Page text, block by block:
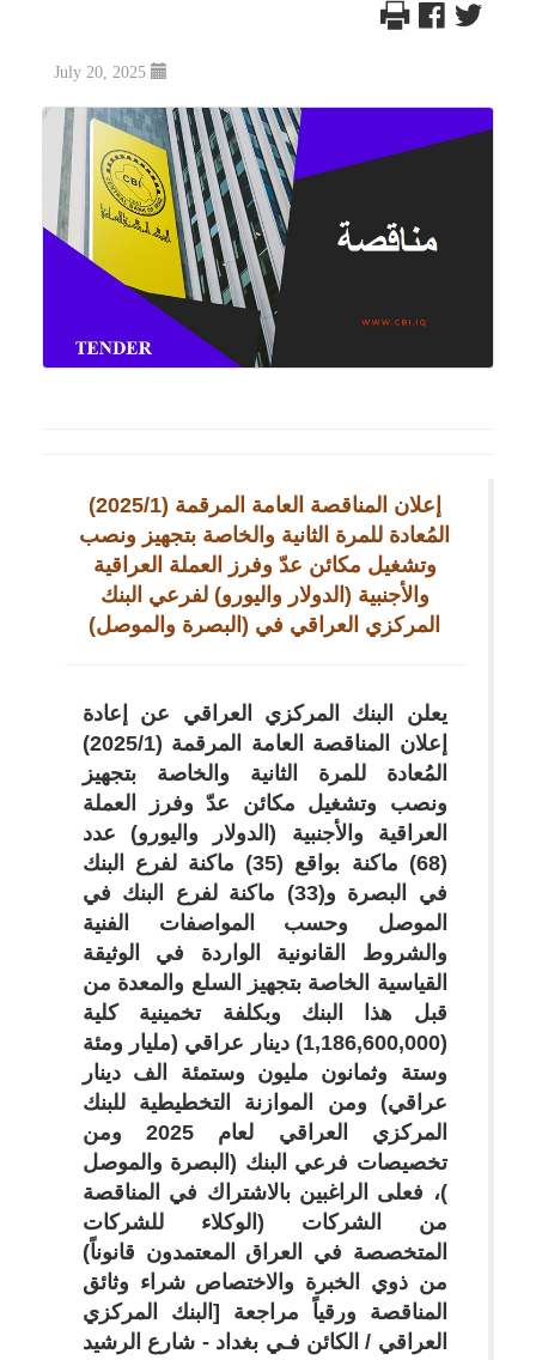
إعلان المناقصة العامة المرقمة (2025/1)
المُعادة للمرة الثانية والخاصة بتجهيز ونصب
وتشغيل مكائن عدّ وفرز العملة العراقية
والأجنبية (الدولار واليورو) لفرعي البنك
المركزي العراقي في (البصرة والموصل)
يعلن البنك المركزي العراقي عن إعادة
إعلان المناقصة العامة المرقمة (2025/1)
المُعادة للمرة الثانية والخاصة بتجهيز
ونصب وتشغيل مكائن عدّ وفرز العملة
العراقية والأجنبية (الدولار واليورو) عدد
(68) ماكنة بواقع (35) ماكنة لفرع البنك
في البصرة و(33) ماكنة لفرع البنك في
الموصل وحسب المواصفات الفنية
والشروط القانونية الواردة في الوثيقة
القياسية الخاصة بتجهيز السلع والمعدة من
قبل هذا البنك وبكلفة تخمينية كلية
(1,186,600,000) دينار عراقي (مليار ومئة
وستة وثمانون مليون وستمئة الف دينار
عراقي) ومن الموازنة التخطيطية للبنك
المركزي العراقي لعام 2025 ومن
تخصيصات فرعي البنك (البصرة والموصل
)، فعلى الراغبين بالاشتراك في المناقصة
من الشركات (الوكلاء للشركات
المتخصصة في العراق المعتمدون قانوناً)
من ذوي الخبرة والاختصاصشراء وثائق
المناقصة ورقياً مراجعة [البنك المركزي
العراقي / الكائن فـي بغداد - شارع الرشيد